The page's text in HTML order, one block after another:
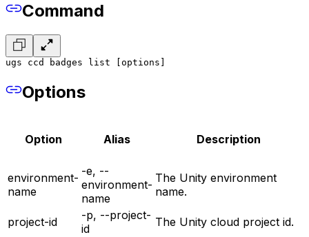
Command
ugs ccd badges list [options]
Options
Option Alias Description
environment-
name
-e, --
environment-
name
The Unity environment
name.
project-id
-p, --project-
id
The Unity cloud project id.